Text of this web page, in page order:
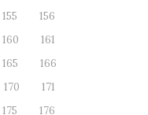
155
156
160
161
165
166
170
171
175
176